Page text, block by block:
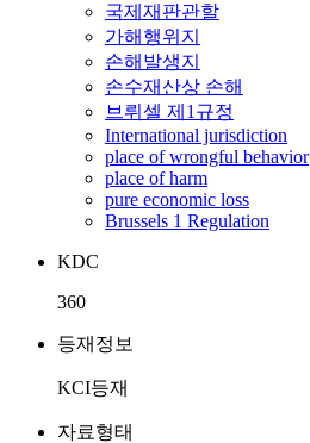
국제재판관할
가해행위지
손해발생지
손수재산상 손해
브뤼셀 제1규정
International jurisdiction
place of wrongful behavior
place of harm
pure economic loss
Brussels 1 Regulation
KDC
360
등재정보
KCI등재
자료형태